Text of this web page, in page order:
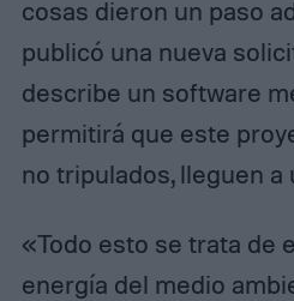
cosas dieron un paso
publicó una nueva
describe un software
permitirá que este
no tripulados, lleguen a
«Todo esto se trata de
energía del medio